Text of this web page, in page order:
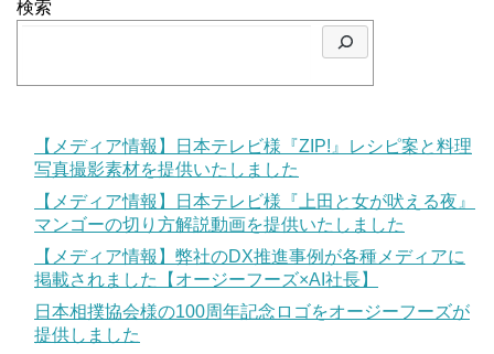
検索
【メディア情報】日本テレビ様『ZIP!』レシピ案と料理
写真撮影素材を提供いたしました
【メディア情報】日本テレビ様『上田と女が吠える夜』
マンゴーの切り方解説動画を提供いたしました
【メディア情報】弊社のDX推進事例が各種メディアに
掲載されました【オージーフーズ×AI社長】
日本相撲協会様の100周年記念ロゴをオージーフーズが
提供しました